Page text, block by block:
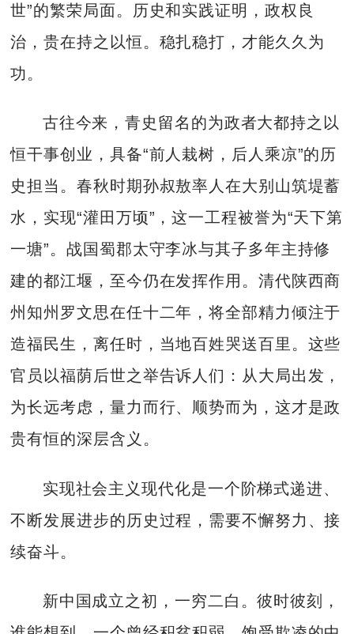
世”的繁荣局面。历史和实践证明，政权良
治，贵在持之以恒。稳扎稳打，才能久久为
功。
古往今来，青史留名的为政者大都持之以
恒干事创业，具备“前人栽树，后人乘凉”的历
史担当。春秋时期孙叔敖率人在大别山筑堤蓄
水，实现“灌田万顷”，这一工程被誉为“天下第
一塘”。战国蜀郡太守李冰与其子多年主持修
建的都江堰，至今仍在发挥作用。清代陕西商
州知州罗文思在任十二年，将全部精力倾注于
造福民生，离任时，当地百姓哭送百里。这些
官员以福荫后世之举告诉人们：从大局出发，
为长远考虑，量力而行、顺势而为，这才是政
贵有恒的深层含义。
实现社会主义现代化是一个阶梯式递进、
不断发展进步的历史过程，需要不懈努力、接
续奋斗。
新中国成立之初，一穷二白。彼时彼刻，